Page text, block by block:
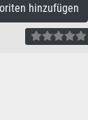
hinzufügen